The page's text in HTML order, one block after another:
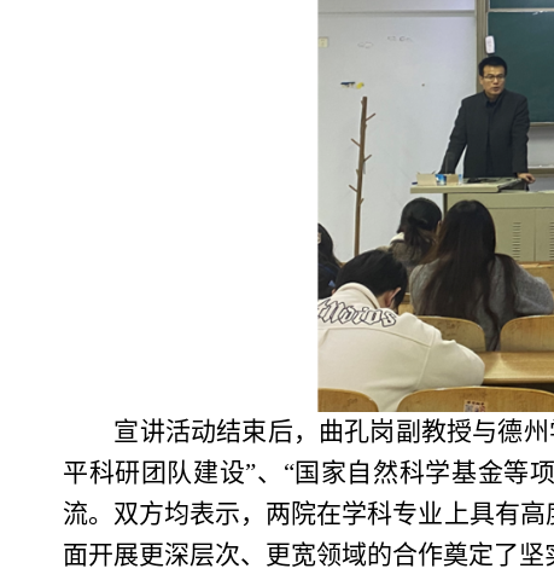
宣讲活动结束后，曲孔岗副教授与德
平科研团队建设”、“国家自然科学基金等
流。双方均表示，两院在学科专业上具有
面开展更深层次、更宽领域的合作奠定了坚